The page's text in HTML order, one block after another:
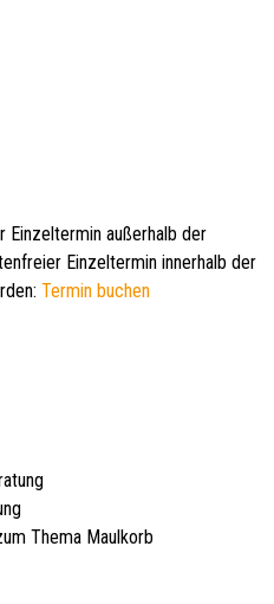
Einzeltermin außerhalb der
Einzeltermin innerhalb der
Termin buchen
Thema Maulkorb